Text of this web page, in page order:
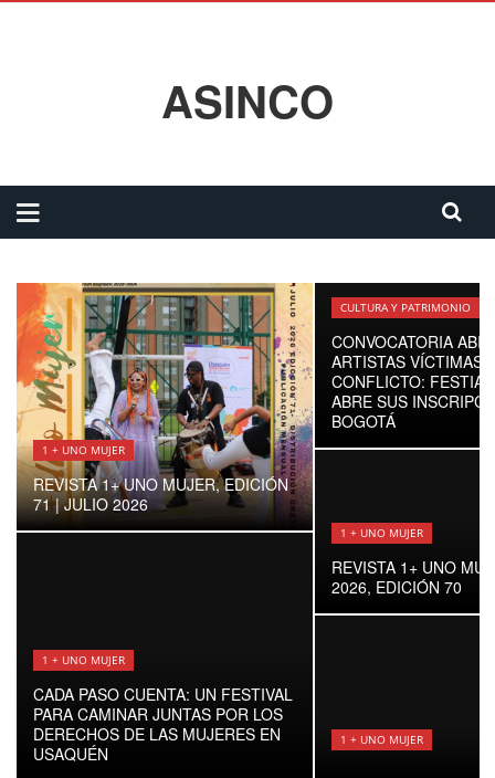
ASINCO
1 + UNO MUJER
REVISTA 1+ UNO MUJER, EDICIÓN
71 | JULIO 2026
1 + UNO MUJER
CADA PASO CUENTA: UN FESTIVAL
PARA CAMINAR JUNTAS POR LOS
DERECHOS DE LAS MUJERES EN
USAQUÉN
CULTURA Y PATRIMONIO
CONVOCATORIA
ARTISTAS VÍCTIMAS
CONFLICTO:
ABRE SUS
BOGOTÁ
1 + UNO MUJER
REVISTA 1+ UNO
2026, EDICIÓN 70
1 + UNO MUJER